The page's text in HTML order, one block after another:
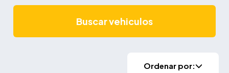
Buscar vehiculos
Ordenar por: